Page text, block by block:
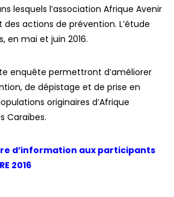
lesquels l’association Afrique Avenir
actions de prévention. L’étude
en mai et juin 2016.
enquête permettront d’améliorer
de dépistage et de prise en
originaires d’Afrique
Caraïbes.
d’information aux participants
2016